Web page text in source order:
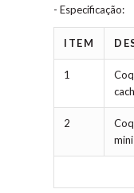
- Especificação:
ITEM
1
2